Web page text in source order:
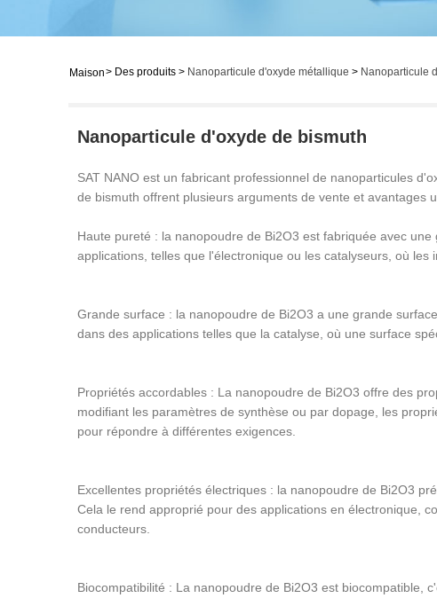
Maison> Des produits > Nanoparticule d'oxyde métallique > Nanoparticule
Nanoparticule d'oxyde de bismuth
SAT NANO est un fabricant professionnel de nanoparticules
de bismuth offrent plusieurs arguments de vente et avantages
Haute pureté : la nanopoudre de Bi2O3 est fabriquée avec
applications, telles que l'électronique ou les catalyseurs, où
Grande surface : la nanopoudre de Bi2O3 a une grande
dans des applications telles que la catalyse, où une surface
Propriétés accordables : La nanopoudre de Bi2O3 offre des
modifiant les paramètres de synthèse ou par dopage, les
pour répondre à différentes exigences.
Excellentes propriétés électriques : la nanopoudre de Bi2O3
Cela le rend approprié pour des applications en électronique,
conducteurs.
Biocompatibilité : La nanopoudre de Bi2O3 est biocompatible,